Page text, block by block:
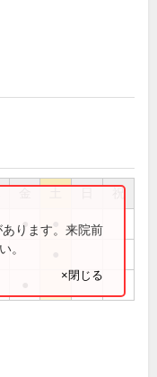
祝
●
ります。来院前
。
×閉じる